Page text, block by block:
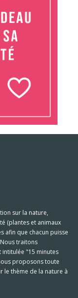
sur la nature,
(plantes et animaux
afin que chacun puisse
traitons
intitulée "15 minutes
proposons toute
le thème de la nature à